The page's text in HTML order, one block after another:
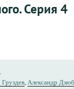
Серия 4
Груздев, Александр